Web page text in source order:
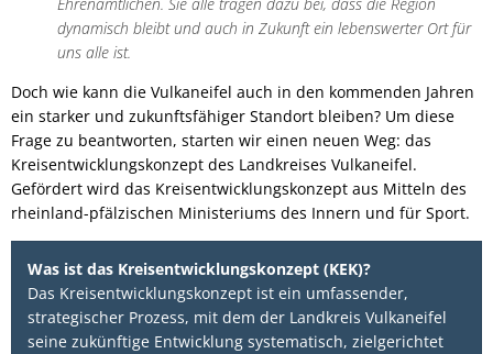
dynamisch bleibt und auch in Zukunft ein lebenswerter Ort für
uns alle ist.
Doch wie kann die Vulkaneifel auch in den kommenden Jahren
ein starker und zukunftsfähiger Standort bleiben? Um diese
Frage zu beantworten, starten wir einen neuen Weg: das
Kreisentwicklungskonzept des Landkreises Vulkaneifel.
Gefördert wird das Kreisentwicklungskonzept aus Mitteln des
rheinland-pfälzischen Ministeriums des Innern und für Sport.
Was ist das Kreisentwicklungskonzept (KEK)?
Das Kreisentwicklungskonzept ist ein umfassender,
strategischer Prozess, mit dem der Landkreis Vulkaneifel
seine zukünftige Entwicklung systematisch, zielgerichtet